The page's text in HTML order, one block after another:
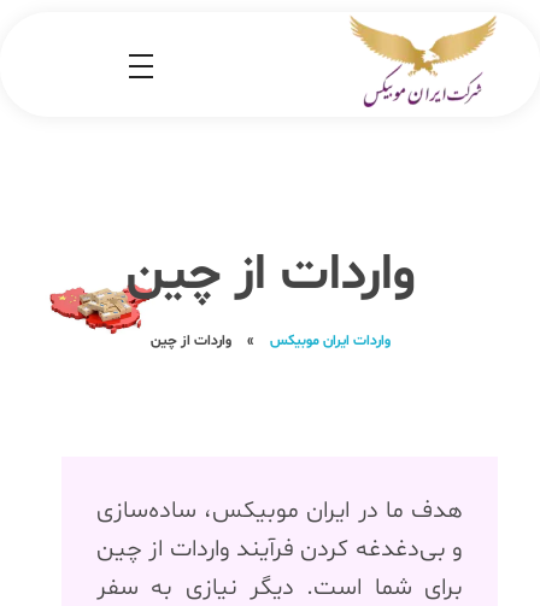
واردات از چین
واردات ایران موبیکس » واردات از چین
هدف ما در ایران موبیکس، ساده‌سازی
و بی‌دغدغه کردن فرآیند واردات از چین
برای شما است. دیگر نیازی به سفر